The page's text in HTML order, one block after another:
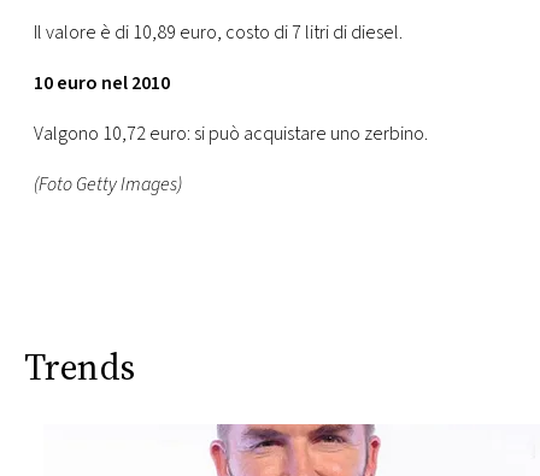
Il valore è di 10,89 euro, costo di 7 litri di diesel.
10 euro nel 2010
Valgono 10,72 euro: si può acquistare uno zerbino.
(Foto Getty Images)
Trends